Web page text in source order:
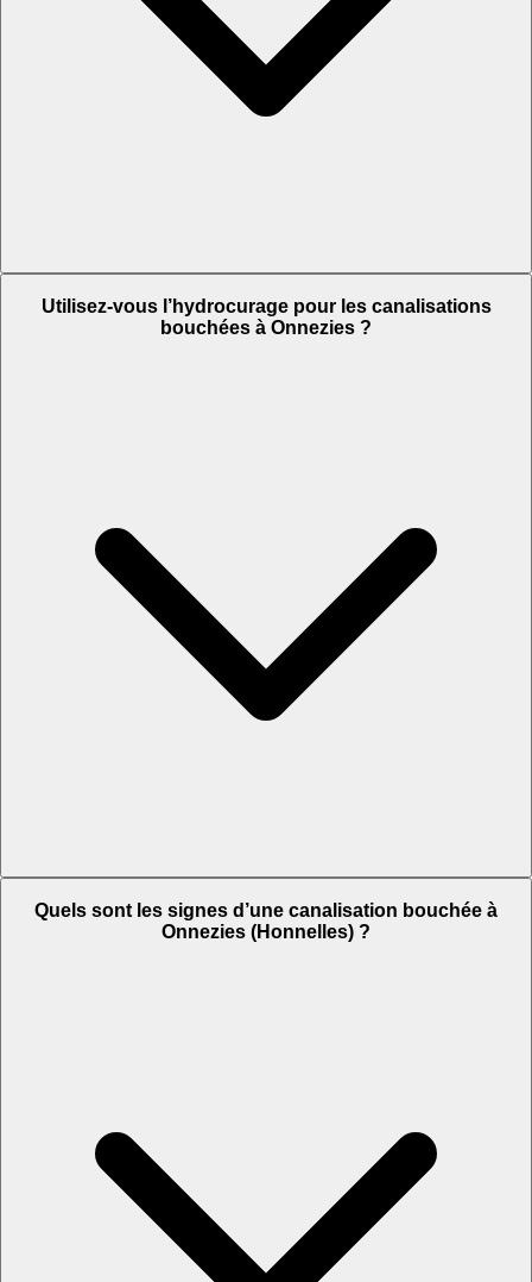
Utilisez-vous l’hydrocurage pour les canalisations
bouchées à Onnezies ?
Quels sont les signes d’une canalisation bouchée à
Onnezies (Honnelles) ?